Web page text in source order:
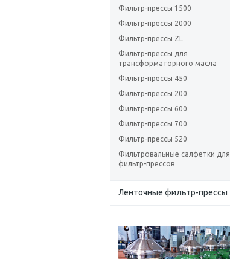
Фильтр-прессы 1500
Фильтр-прессы 2000
Фильтр-прессы ZL
Фильтр-прессы для
трансформаторного масла
Фильтр-прессы 450
Фильтр-прессы 200
Фильтр-прессы 600
Фильтр-прессы 700
Фильтр-прессы 520
Фильтровальные салфетки для
фильтр-прессов
Ленточные фильтр-прессы